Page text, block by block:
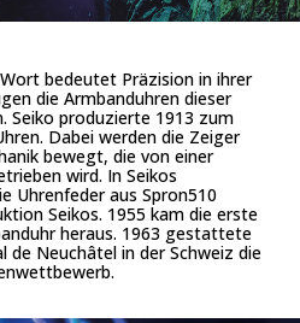
bedeutet Präzision in ihrer
die Armbanduhren dieser
Seiko produzierte 1913 zum
Dabei werden die Zeiger
bewegt, die von einer
wird. In Seikos
Uhrenfeder aus Spron510
Seikos. 1955 kam die erste
heraus. 1963 gestattete
de Neuchâtel in der Schweiz die